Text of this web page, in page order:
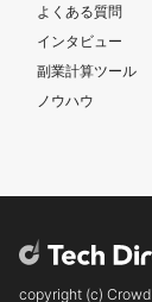
よくある質問
インタビュー
副業計算ツール
ノウハウ
copyright (c)